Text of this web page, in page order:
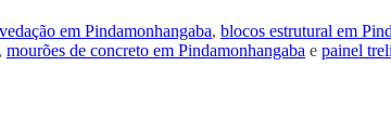
em Pindamonhangaba, blocos estrutural em
, mourões de concreto em Pindamonhangaba e painel